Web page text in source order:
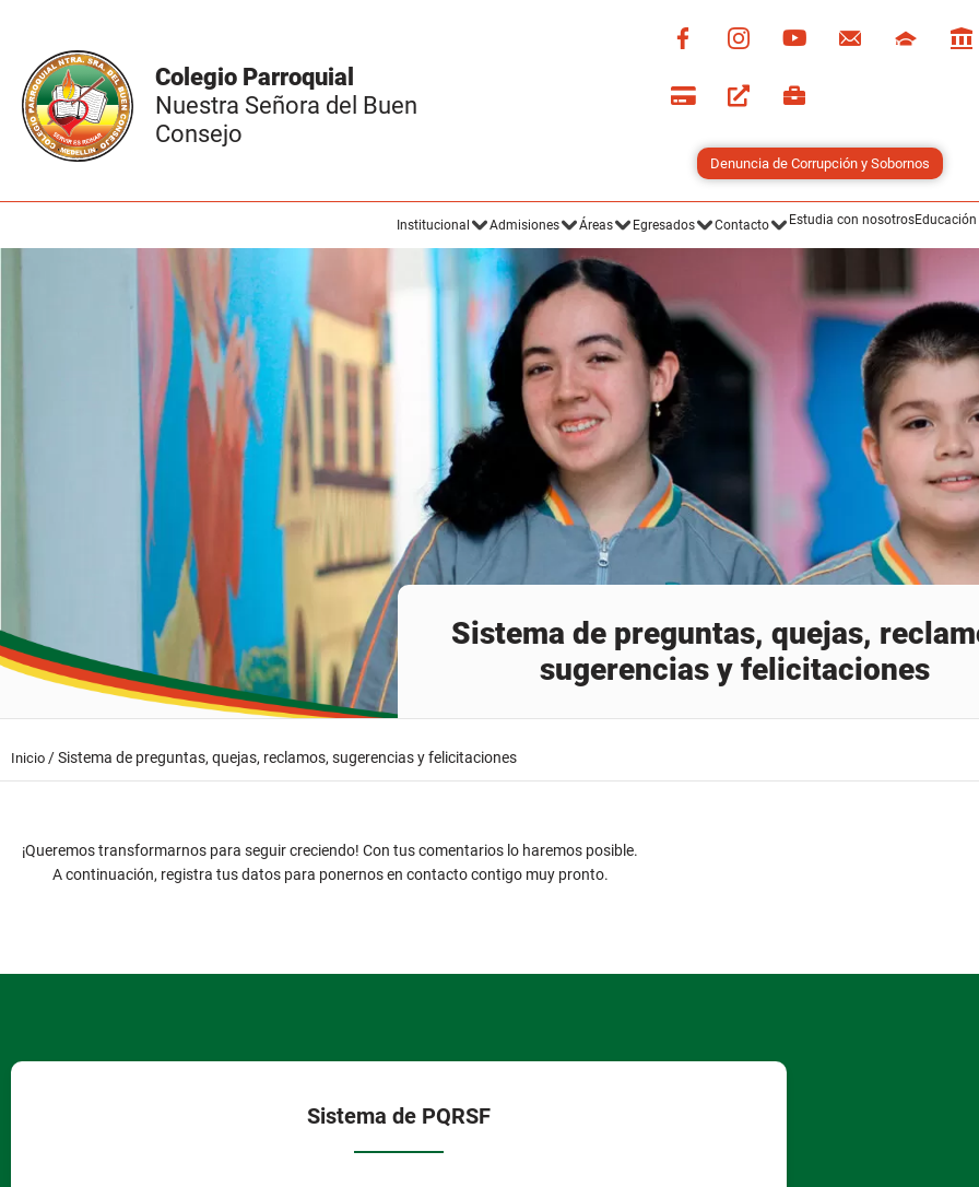
Colegio Parroquial
Nuestra Señora del Buen
Consejo
Denuncia de Corrupción y Sobornos
Institucional Admisiones Áreas Egresados Contacto Estudia con nosotros
Sistema de preguntas, quejas,
sugerencias y felicitaciones
Inicio /Sistema de preguntas, quejas, reclamos, sugerencias y felicitaciones
¡Queremos transformarnos para seguir creciendo! Con tus comentarios lo haremos posible.
A continuación, registra tus datos para ponernos en contacto contigo muy pronto.
Sistema de PQRSF